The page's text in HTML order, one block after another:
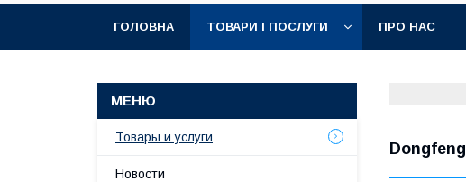
ГОЛОВНА ТОВАРИ І ПОСЛУГИ ПРО НАС
Dongfeng
Товары и услуги
Новости